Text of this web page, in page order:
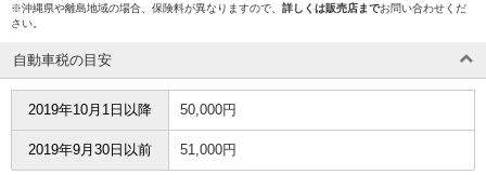
※沖縄県や離島地域の場合、保険料が異なりますので、 詳しくは販売店までお問い合わせくだ
さい。
自動車税の目安
2019年10月1日以降 50,000円
2019年9月30日以前 51,000円